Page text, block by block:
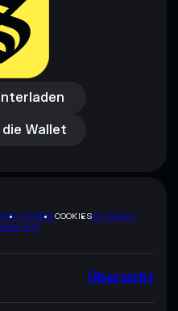
Wallet
Wallet
TERMSCOOKIESSITEMAP
KIT
Übersicht